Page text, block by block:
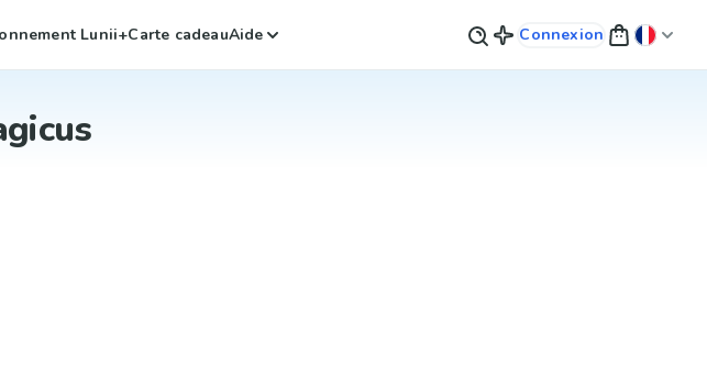
Lunii+Carte cadeauAide Connexion